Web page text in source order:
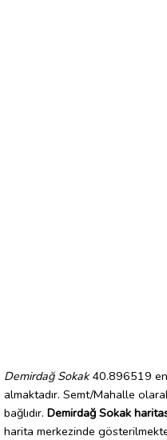
Demirdağ Sokak40.896519
almaktadır. Semt/Mahalle
bağlıdır. Demirdağ Sokak
harita merkezinde